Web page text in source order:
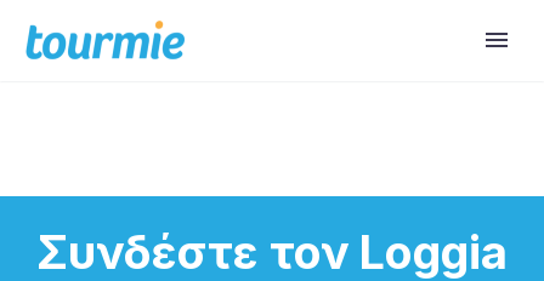
Συνδέστε τον Loggia